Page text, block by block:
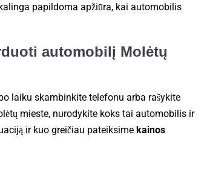
papildoma apžiūra, kai automobilis
automobilį Molėtų
laiku skambinkite telefonu arba rašykite
mieste, nurodykite koks tai automobilis ir
ir kuo greičiau pateiksime kainos